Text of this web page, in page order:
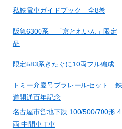
私鉄電車ガイドブック 全8巻
阪急6300系 「京とれいん」限定
品
限定583系きたぐに10両フル編成
トミー弁慶号プラレールセット 鉄
道開通百年記念
名古屋市営地下鉄 100/500/700形 4
両 中間車 T車